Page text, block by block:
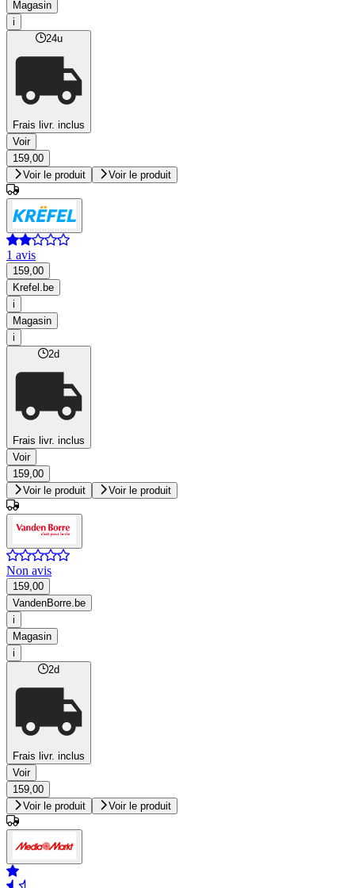
Magasin
i
24u
Frais livr. inclus
Voir
159,00
Voir le produit
Voir le produit
1 avis
159,00
Krefel.be
i
Magasin
i
2d
Frais livr. inclus
Voir
159,00
Voir le produit
Voir le produit
Non avis
159,00
VandenBorre.be
i
Magasin
i
2d
Frais livr. inclus
Voir
159,00
Voir le produit
Voir le produit